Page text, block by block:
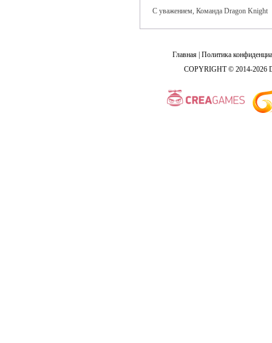
С уважением, Команда Dragon Knight
Главная Политика
COPYRIGHT © 2014-2026